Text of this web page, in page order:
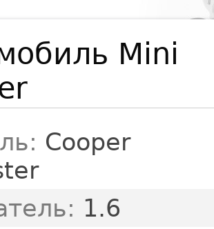
Mini
Cooper
1.6